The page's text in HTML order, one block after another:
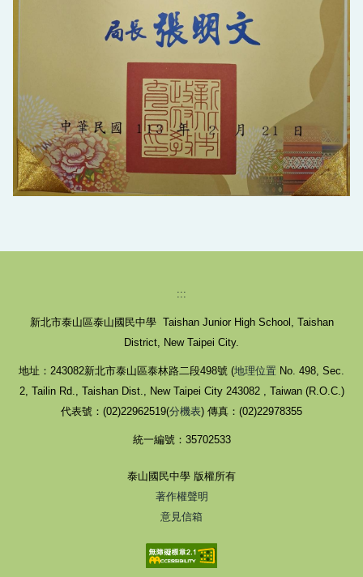
:::
新北市泰山區泰山國民中學 Taishan Junior High School, Taishan
District, New Taipei City.
地址：243082新北市泰山區泰林路二段498號 (地理位置 No. 498, Sec.
2, Tailin Rd., Taishan Dist., New Taipei City 243082 , Taiwan (R.O.C.)
代表號：(02)22962519(分機表) 傳真：(02)22978355
統一編號：35702533
泰山國民中學 版權所有
著作權聲明
意見信箱